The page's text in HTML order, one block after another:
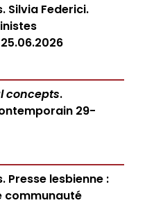
Silvia Federici.
concepts.
29-
Presse lesbienne :
communauté